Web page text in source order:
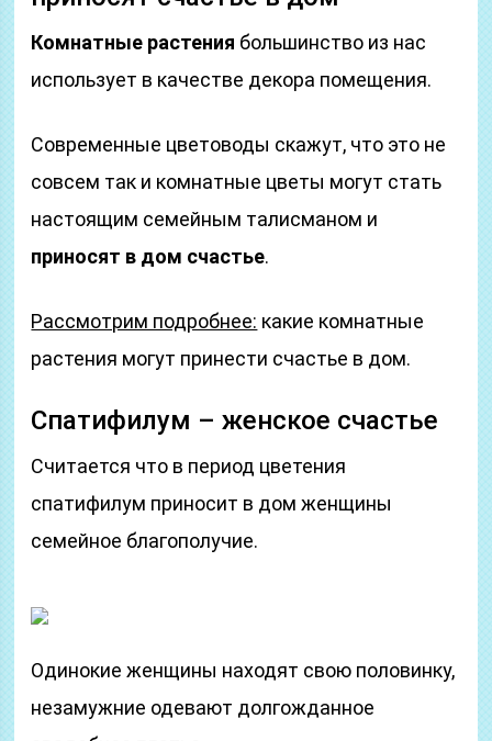
Комнатные растения большинство из нас
использует в качестве декора помещения.
Современные цветоводы скажут, что это не
совсем так и комнатные цветы могут стать
настоящим семейным талисманом и
приносят в дом счастье.
Рассмотрим подробнее: какие комнатные
растения могут принести счастье в дом.
Спатифилум – женское счастье
Считается что в период цветения
спатифилум приносит в дом женщины
семейное благополучие.
Одинокие женщины находят свою половинку,
незамужние одевают долгожданное